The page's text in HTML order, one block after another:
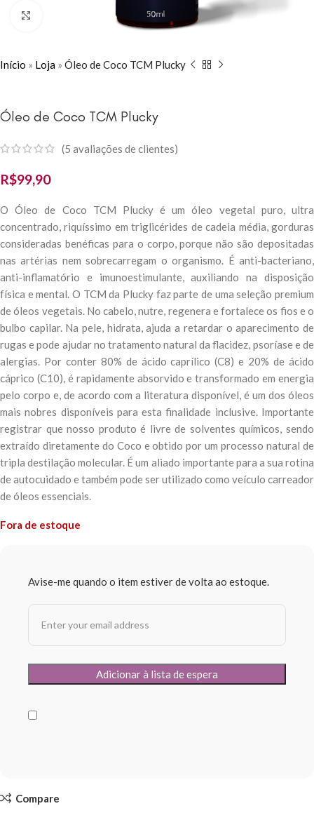
Início » Loja » Óleo de Coco TCM Plucky
Óleo de Coco TCM Plucky
(5 avaliações de clientes)
R$99,90
O Óleo de Coco TCM Plucky é um óleo vegetal puro, ultra
concentrado, riquíssimo em triglicérides de cadeia média, gorduras
consideradas benéficas para o corpo, porque não são depositadas
nas artérias nem sobrecarregam o organismo. É anti-bacteriano,
anti-inflamatório e imunoestimulante, auxiliando na disposição
física e mental. O TCM da Plucky faz parte de uma seleção premium
de óleos vegetais. No cabelo, nutre, regenera e fortalece os fios e o
bulbo capilar. Na pele, hidrata, ajuda a retardar o aparecimento de
rugas e pode ajudar no tratamento natural da flacidez, psoríase e de
alergias. Por conter 80% de ácido caprílico (C8) e 20% de ácido
cáprico (C10), é rapidamente absorvido e transformado em energia
pelo corpo e, de acordo com a literatura disponível, é um dos óleos
mais nobres disponíveis para esta finalidade inclusive. Importante
registrar que nosso produto é livre de solventes químicos, sendo
extraído diretamente do Coco e obtido por um processo natural de
tripla destilação molecular. É um aliado importante para a sua rotina
de autocuidado e também pode ser utilizado como veículo carreador
de óleos essenciais.
Fora de estoque
Avise-me quando o item estiver de volta ao estoque.
Compare